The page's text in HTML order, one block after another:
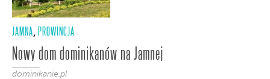
JAMNA, PROWINCJA
Nowy dom dominikanów na Jamnej
dominikanie.pl